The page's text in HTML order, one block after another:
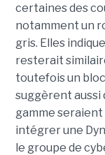
certaines des
notamment un
gris. Elles
resterait
toutefois un
suggèrent aussi
gamme
intégrer une
le groupe de